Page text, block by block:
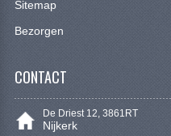
Sitemap
Bezorgen
CONTACT
De Driest 12, 3861RT
Nijkerk